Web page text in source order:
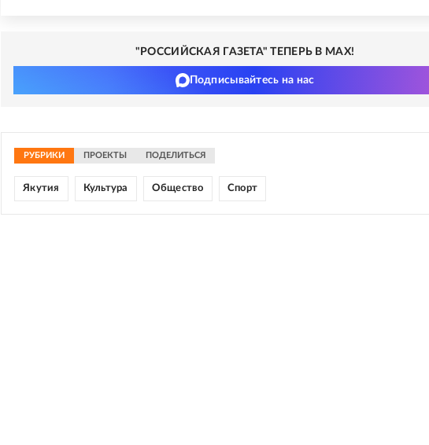
"РОССИЙСКАЯ ГАЗЕТА" ТЕПЕРЬ В MAX!
Подписывайтесь на нас
РУБРИКИ ПРОЕКТЫ ПОДЕЛИТЬСЯ
Якутия Культура Общество Спорт